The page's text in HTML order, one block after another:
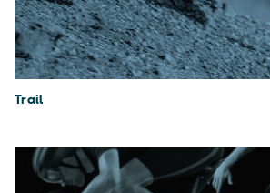
Trail